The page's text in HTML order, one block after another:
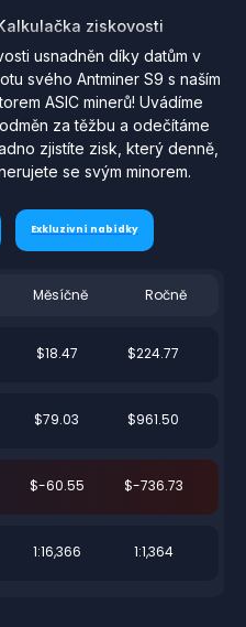
ziskovosti
usnadněn díky datům v
svého Antminer S9 s naším
ASIC minerů! Uvádíme
za těžbu a odečítáme
zjistíte zisk, který denně,
se svým minorem.
Exkluzivní nabídky
Měsíčně Ročně
$18.47 $224.77
$79.03 $961.50
$-60.55 $-736.73
1:16,366 1:1,364